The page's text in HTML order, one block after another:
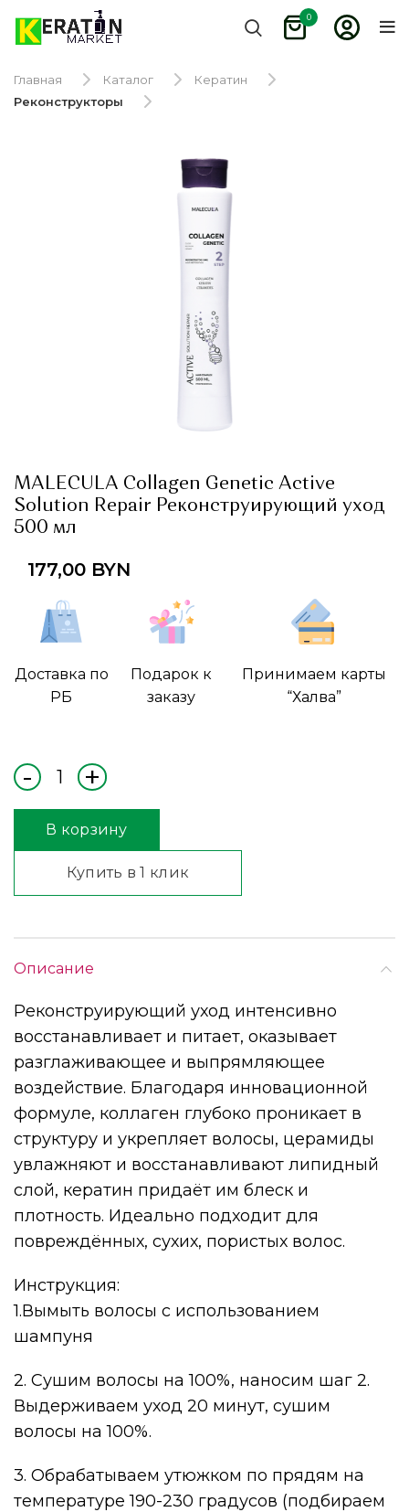
0
Главная Каталог
Кератин
Реконструкторы
MALECULA Collagen Genetic Active
Solution Repair Реконструирующий уход
500 мл
177,00 BYN
Доставка по
РБ
Подарок к
заказу
Принимаем карты
“Халва”
В корзину
Купить в 1 клик
Описание
Реконструирующий уход интенсивно
восстанавливает и питает, оказывает
разглаживающее и выпрямляющее
воздействие. Благодаря инновационной
формуле, коллаген глубоко проникает в
структуру и укрепляет волосы, церамиды
увлажняют и восстанавливают липидный
слой, кератин придаёт им блеск и
плотность. Идеально подходит для
повреждённых, сухих, пористых волос.
Инструкция:
1.Вымыть волосы с использованием
шампуня
2. Сушим волосы на 100%, наносим шаг 2.
Выдерживаем уход 20 минут, сушим
волосы на 100%.
3. Обрабатываем утюжком по прядям на
температуре 190-230 градусов (подбираем